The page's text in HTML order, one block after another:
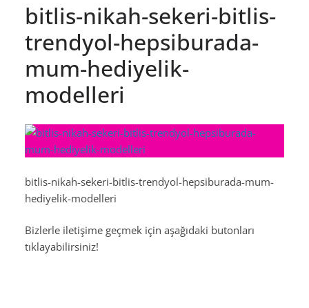
bitlis-nikah-sekeri-bitlis-
trendyol-hepsiburada-
mum-hediyelik-
modelleri
bitlis-nikah-sekeri-bitlis-trendyol-hepsiburada-mum-
hediyelik-modelleri
Bizlerle iletişime geçmek için aşağıdaki butonları
tıklayabilirsiniz!